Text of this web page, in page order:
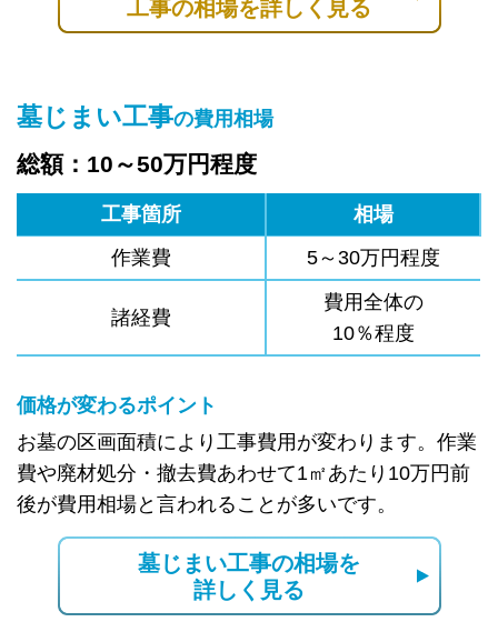
工事の相場を詳しく見る
墓じまい工事の費用相場
総額：10～50万円程度
工事箇所
相場
作業費
5～30万円程度
諸経費
費用全体の
10％程度
価格が変わるポイント
お墓の区画面積により工事費用が変わります。作業
費や廃材処分・撤去費あわせて1㎡あたり10万円前
後が費用相場と言われることが多いです。
墓じまい工事の相場を
詳しく見る